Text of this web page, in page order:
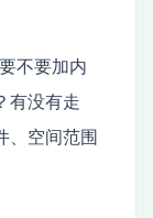
不要加内
有没有走
、空间范围